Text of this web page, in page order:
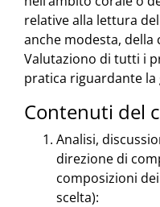
relative alla lettura
anche modesta, della
Valutaziono di tutti i
pratica riguardante la
Contenuti del
Analisi,
direzione di
composizioni
scelta):